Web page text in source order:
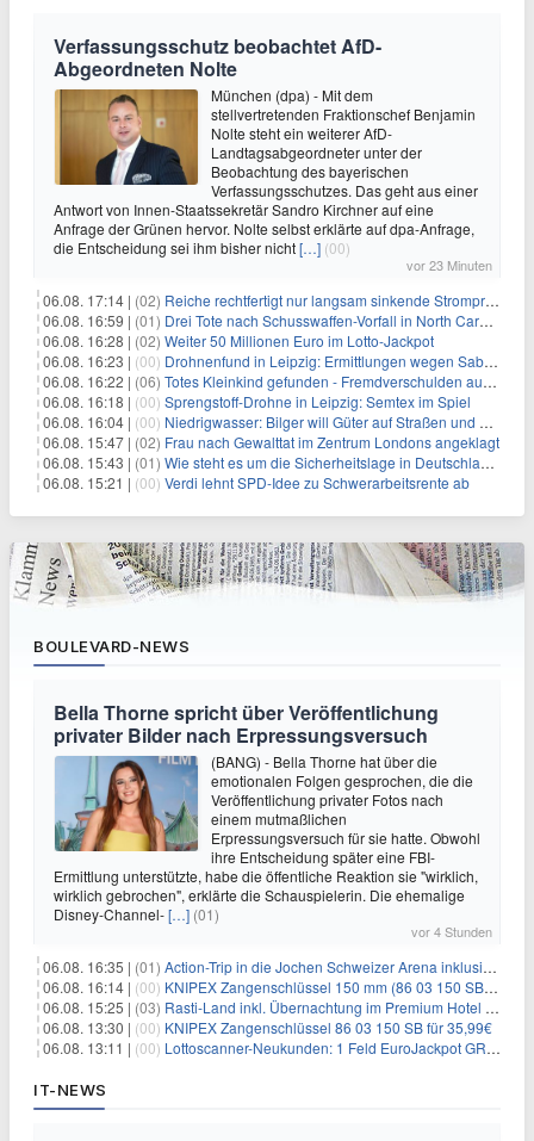
Verfassungsschutz beobachtet AfD-
Abgeordneten Nolte
München (dpa) - Mit dem
stellvertretenden Fraktionschef Benjamin
Nolte steht ein weiterer AfD-
Landtagsabgeordneter unter der
Beobachtung des bayerischen
Verfassungsschutzes. Das geht aus einer
Antwort von Innen-Staatssekretär Sandro Kirchner auf eine
Anfrage der Grünen hervor. Nolte selbst erklärte auf dpa-Anfrage,
die Entscheidung sei ihm bisher nicht[…] (00)
vor 23 Minuten
06.08. 17:14 | (02) Reiche rechtfertigt nur langsam sinkende Strompreise
06.08. 16:59 | (01) Drei Tote nach Schusswaffen-Vorfall in North Carolina
06.08. 16:28 | (02) Weiter 50 Millionen Euro im Lotto-Jackpot
06.08. 16:23 | (00) Drohnenfund in Leipzig: Ermittlungen wegen Sabotage und Spionage
06.08. 16:22 | (06) Totes Kleinkind gefunden - Fremdverschulden ausgeschlossen
06.08. 16:18 | (00) Sprengstoff-Drohne in Leipzig: Semtex im Spiel
06.08. 16:04 | (00) Niedrigwasser: Bilger will Güter auf Straßen und Schienen bringen
06.08. 15:47 | (02) Frau nach Gewalttat im Zentrum Londons angeklagt
06.08. 15:43 | (01) Wie steht es um die Sicherheitslage in Deutschland?
06.08. 15:21 | (00) Verdi lehnt SPD-Idee zu Schwerarbeitsrente ab
BOULEVARD-NEWS
Bella Thorne spricht über Veröffentlichung
privater Bilder nach Erpressungsversuch
(BANG) - Bella Thorne hat über die
emotionalen Folgen gesprochen, die die
Veröffentlichung privater Fotos nach
einem mutmaßlichen
Erpressungsversuch für sie hatte. Obwohl
ihre Entscheidung später eine FBI-
Ermittlung unterstützte, habe die öffentliche Reaktion sie "wirklich,
wirklich gebrochen", erklärte die Schauspielerin. Die ehemalige
Disney-Channel-[…] (01)
vor 4 Stunden
06.08. 16:35 | (01) Action-Trip in die Jochen Schweizer Arena inklusive Premium Hotel und Frühstück ab 59€ p.P.
06.08. 16:14 | (00) KNIPEX Zangenschlüssel 150 mm (86 03 150 SB) für 35,99€
06.08. 15:25 | (03) Rasti-Land inkl. Übernachtung im Premium Hotel ab 69€ p.P.
06.08. 13:30 | (00) KNIPEX Zangenschlüssel 86 03 150 SB für 35,99€
06.08. 13:11 | (00) Lottoscanner-Neukunden: 1 Feld EuroJackpot GRATIS spielen
IT-NEWS